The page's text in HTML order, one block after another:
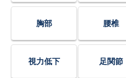
胸部 腰椎
視力低下 足関節